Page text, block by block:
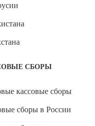
СБОРЫ
кассовые сборы
сборы в России